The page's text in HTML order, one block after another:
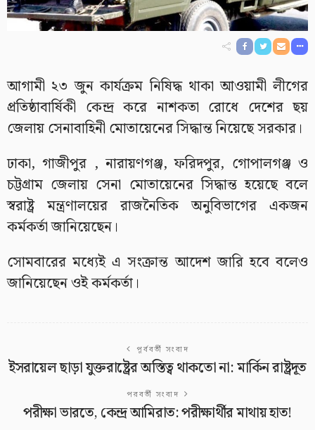
আগামী ২৩ জুন কার্যক্রম নিষিদ্ধ থাকা আওয়ামী লীগের
প্রতিষ্ঠাবার্ষিকী কেন্দ্র করে নাশকতা রোধে দেশের ছয়
জেলায় সেনাবাহিনী মোতায়েনের সিদ্ধান্ত নিয়েছে সরকার।
ঢাকা, গাজীপুর , নারায়ণগঞ্জ, ফরিদপুর, গোপালগঞ্জ ও
চট্টগ্রাম জেলায় সেনা মোতায়েনের সিদ্ধান্ত হয়েছে বলে
স্বরাষ্ট্র মন্ত্রণালয়ের রাজনৈতিক অনুবিভাগের একজন
কর্মকর্তা জানিয়েছেন।
সোমবারের মধ্যেই এ সংক্রান্ত আদেশ জারি হবে বলেও
জানিয়েছেন ওই কর্মকর্তা।
পূর্ববর্তী সংবাদ
ইসরায়েল ছাড়া যুক্তরাষ্ট্রের অস্তিত্ব থাকতো না: মার্কিন রাষ্ট্রদূত
পরবর্তী সংবাদ
পরীক্ষা ভারতে, কেন্দ্র আমিরাত: পরীক্ষার্থীর মাথায় হাত!